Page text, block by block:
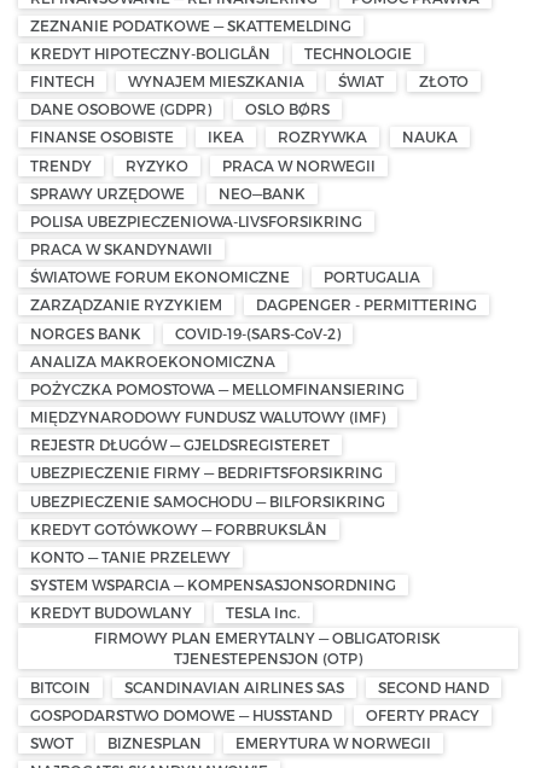
ZEZNANIE PODATKOWE — SKATTEMELDING
KREDYT HIPOTECZNY-BOLIGLÅN
TECHNOLOGIE
FINTECH
WYNAJEM MIESZKANIA ŚWIAT
ZŁOTO
DANE OSOBOWE (GDPR)
OSLO BØRS
FINANSE OSOBISTE
IKEA ROZRYWKA
NAUKA
TRENDY
RYZYKO
PRACA W NORWEGII
SPRAWY URZĘDOWE
NEO—BANK
POLISA UBEZPIECZENIOWA-LIVSFORSIKRING
PRACA W SKANDYNAWII
ŚWIATOWE FORUM EKONOMICZNE
PORTUGALIA
ZARZĄDZANIE RYZYKIEM
DAGPENGER - PERMITTERING
NORGES BANK
COVID-19-(SARS-CoV-2)
ANALIZA MAKROEKONOMICZNA
POŻYCZKA POMOSTOWA — MELLOMFINANSIERING
MIĘDZYNARODOWY FUNDUSZ WALUTOWY (IMF)
REJESTR DŁUGÓW — GJELDSREGISTERET
UBEZPIECZENIE FIRMY — BEDRIFTSFORSIKRING
UBEZPIECZENIE SAMOCHODU — BILFORSIKRING
KREDYT GOTÓWKOWY — FORBRUKSLÅN
KONTO — TANIE PRZELEWY
SYSTEM WSPARCIA — KOMPENSASJONSORDNING
KREDYT BUDOWLANY
TESLA Inc.
FIRMOWY PLAN EMERYTALNY — OBLIGATORISK
TJENESTEPENSJON (OTP)
BITCOIN
SCANDINAVIAN AIRLINES SAS
SECOND HAND
GOSPODARSTWO DOMOWE — HUSSTAND
OFERTY PRACY
SWOT
BIZNESPLAN
EMERYTURA W NORWEGII